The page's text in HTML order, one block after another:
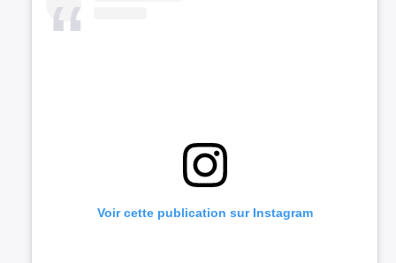
Voir cette publication sur Instagram